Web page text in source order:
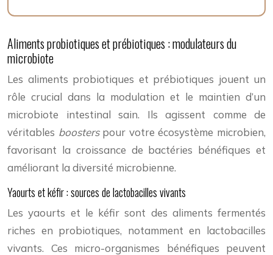
Aliments probiotiques et prébiotiques : modulateurs du
microbiote
Les aliments probiotiques et prébiotiques jouent un
rôle crucial dans la modulation et le maintien d’un
microbiote intestinal sain. Ils agissent comme de
véritables boosters pour votre écosystème microbien,
favorisant la croissance de bactéries bénéfiques et
améliorant la diversité microbienne.
Yaourts et kéfir : sources de lactobacilles vivants
Les yaourts et le kéfir sont des aliments fermentés
riches en probiotiques, notamment en lactobacilles
vivants. Ces micro-organismes bénéfiques peuvent